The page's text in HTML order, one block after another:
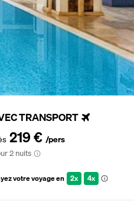
TRANSPORT
219 € /pers
2 nuits
votre voyage en 2x 4x